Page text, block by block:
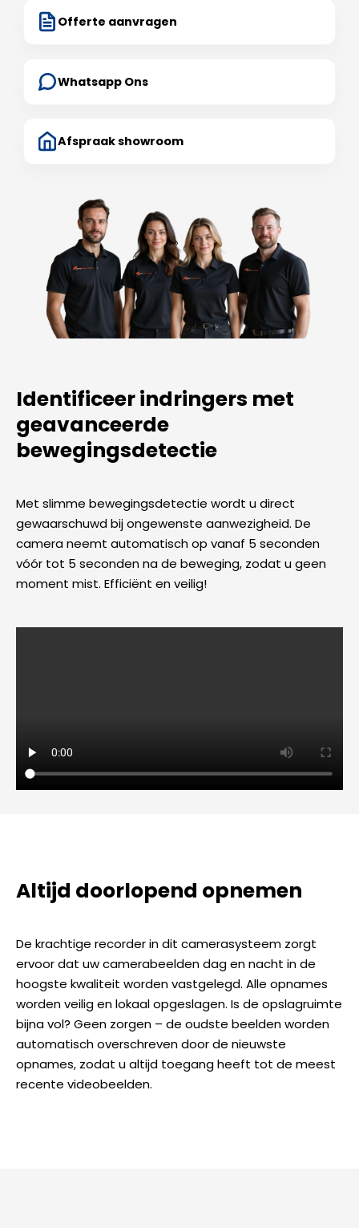
Offerte aanvragen
Whatsapp Ons
Afspraak showroom
Identificeer indringers met
geavanceerde
bewegingsdetectie
Met slimme bewegingsdetectie wordt u direct
gewaarschuwd bij ongewenste aanwezigheid. De
camera neemt automatisch op vanaf 5 seconden
vóór tot 5 seconden na de beweging, zodat u geen
moment mist. Efficiënt en veilig!
Altijd doorlopend opnemen
De krachtige recorder in dit camerasysteem zorgt
ervoor dat uw camerabeelden dag en nacht in de
hoogste kwaliteit worden vastgelegd. Alle opnames
worden veilig en lokaal opgeslagen. Is de opslagruimte
bijna vol? Geen zorgen – de oudste beelden worden
automatisch overschreven door de nieuwste
opnames, zodat u altijd toegang heeft tot de meest
recente videobeelden.